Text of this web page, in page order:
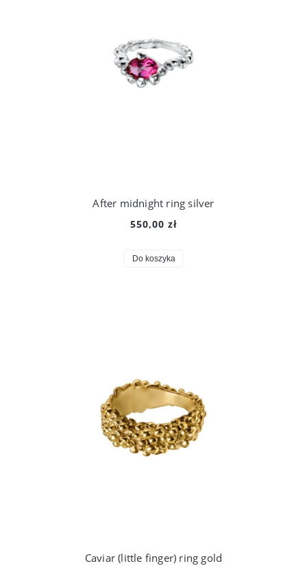
After midnight ring silver
550,00 zł
Do koszyka
Caviar (little finger) ring gold